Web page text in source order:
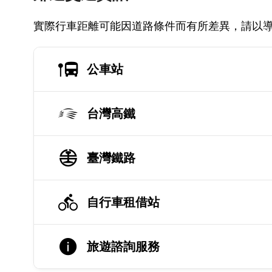
實際行車距離可能因道路條件而有所差異，請以
公車站
台灣高鐵
臺灣鐵路
自行車租借站
旅遊諮詢服務